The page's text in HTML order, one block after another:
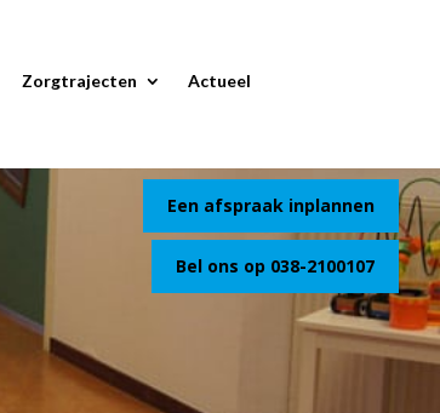
Zorgtrajecten
Actueel
Bel ons op 038-2100107
Een afspraak inplannen